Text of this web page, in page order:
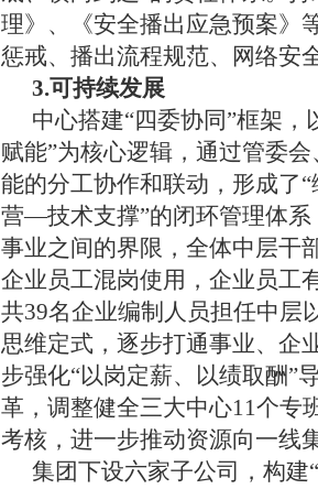
理》、《安全播出应急预案》
惩戒、播出流程规范、网络安
3.可持续发展
中心搭建“四委协同”框架
赋能”为核心逻辑，通过管委
能的分工协作和联动，形成
营—技术支撑”的闭环管理体
事业之间的界限，全体中层干
企业员工混岗使用，企业员工
共39名企业编制人员担任中层
思维定式，逐步打通事业、企
步强化“以岗定薪、以绩取酬”
革，调整健全三大中心11个专
考核，进一步推动资源向一线
集团下设六家子公司，构建